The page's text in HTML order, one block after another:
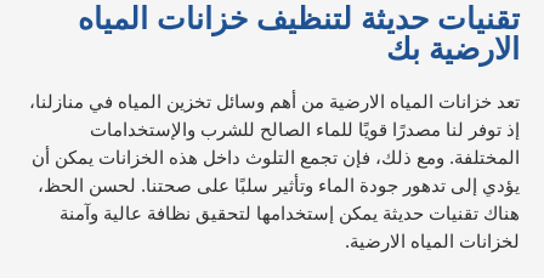
تقنيات حديثة لتنظيف خزانات المياه
الارضية بك
تعد خزانات المياه الارضية من أهم وسائل تخزين المياه في منازلنا،
إذ توفر لنا مصدرًا قويًا للماء الصالح للشرب والإستخدامات
المختلفة. ومع ذلك، فإن تجمع التلوث داخل هذه الخزانات يمكن أن
يؤدي إلى تدهور جودة الماء وتأثير سلبًا على صحتنا. لحسن الحظ،
هناك تقنيات حديثة يمكن إستخدامها لتحقيق نظافة عالية وآمنة
لخزانات المياه الارضية.